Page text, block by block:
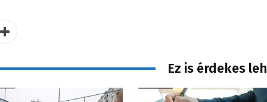
Ez is érdekes